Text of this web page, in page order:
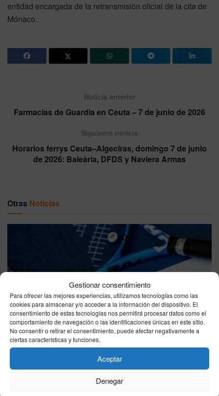
Gestionar consentimiento
Para ofrecer las mejores experiencias, utilizamos tecnologías como las
cookies para almacenar y/o acceder a la información del dispositivo. El
consentimiento de estas tecnologías nos permitirá procesar datos como el
comportamiento de navegación o las identificaciones únicas en este sitio.
No consentir o retirar el consentimiento, puede afectar negativamente a
ciertas características y funciones.
Aceptar
Denegar
entidad encargada de la retransmisión oficial de la cita de
Mónaco.
Noticia anterior
Farmacias de Guardia en Ceuta – 7 de junio de 2026
Siguiente noticia
Horarios ferrys Ceuta–Algeciras, domingo 7 de junio
de 2026: Baleària, DFDS y Naviera Armas
Otras Noticias
Guía del Masters 1000 de Cincinnati 2026: fechas,
premios económicos, transmisión en directo y la baja de
Carlos Alcaraz
08/08/2026